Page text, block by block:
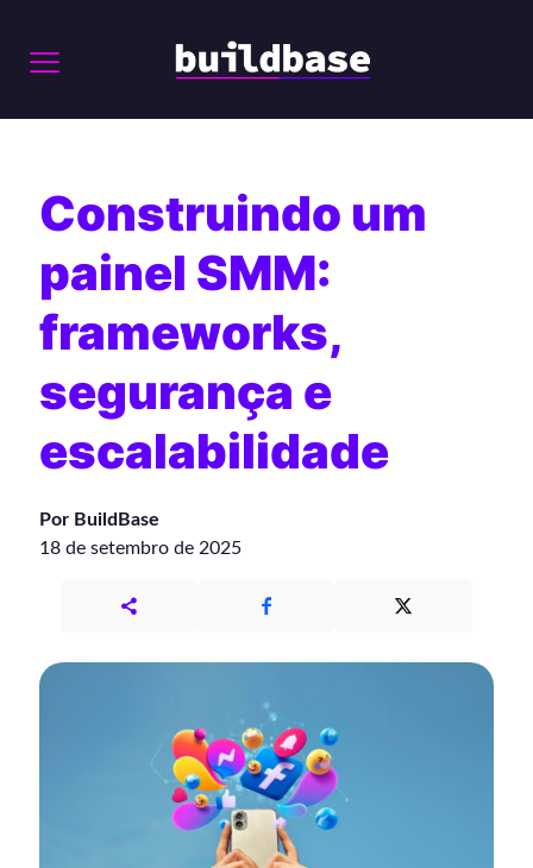
Construindo um
painel SMM:
frameworks,
segurança e
escalabilidade
Por BuildBase
18 de setembro de 2025